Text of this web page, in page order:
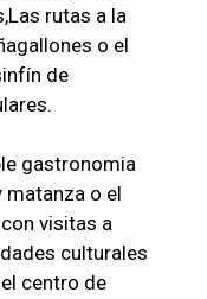
rutas a la
o el
de
gastronomia
matanza o el
visitas a
culturales
centro de